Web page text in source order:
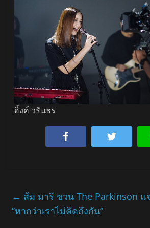
อิ้งค์ วรันธร
← ส้ม มารี ชวน The Parkinson แ
“หากว่าเราไม่คิดถึงกัน”